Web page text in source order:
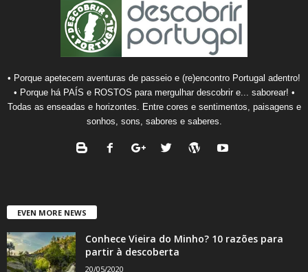
• Porque apetecem aventuras de passeio e (re)encontro Portugal adentro!
• Porque há PAÍS e ROSTOS para mergulhar descobrir e... saborear! •
Todas as enseadas e horizontes. Entre cores e sentimentos, paisagens e
sonhos, sons, sabores e saberes.
EVEN MORE NEWS
Conhece Vieira do Minho? 10 razões para
partir à descoberta
20/05/2020